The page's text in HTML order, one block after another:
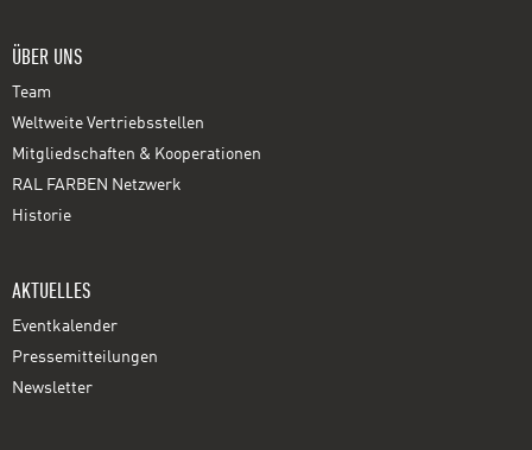
ÜBER UNS
Team
Weltweite Vertriebsstellen
Mitgliedschaften & Kooperationen
RAL FARBEN Netzwerk
Historie
AKTUELLES
Eventkalender
Pressemitteilungen
Newsletter